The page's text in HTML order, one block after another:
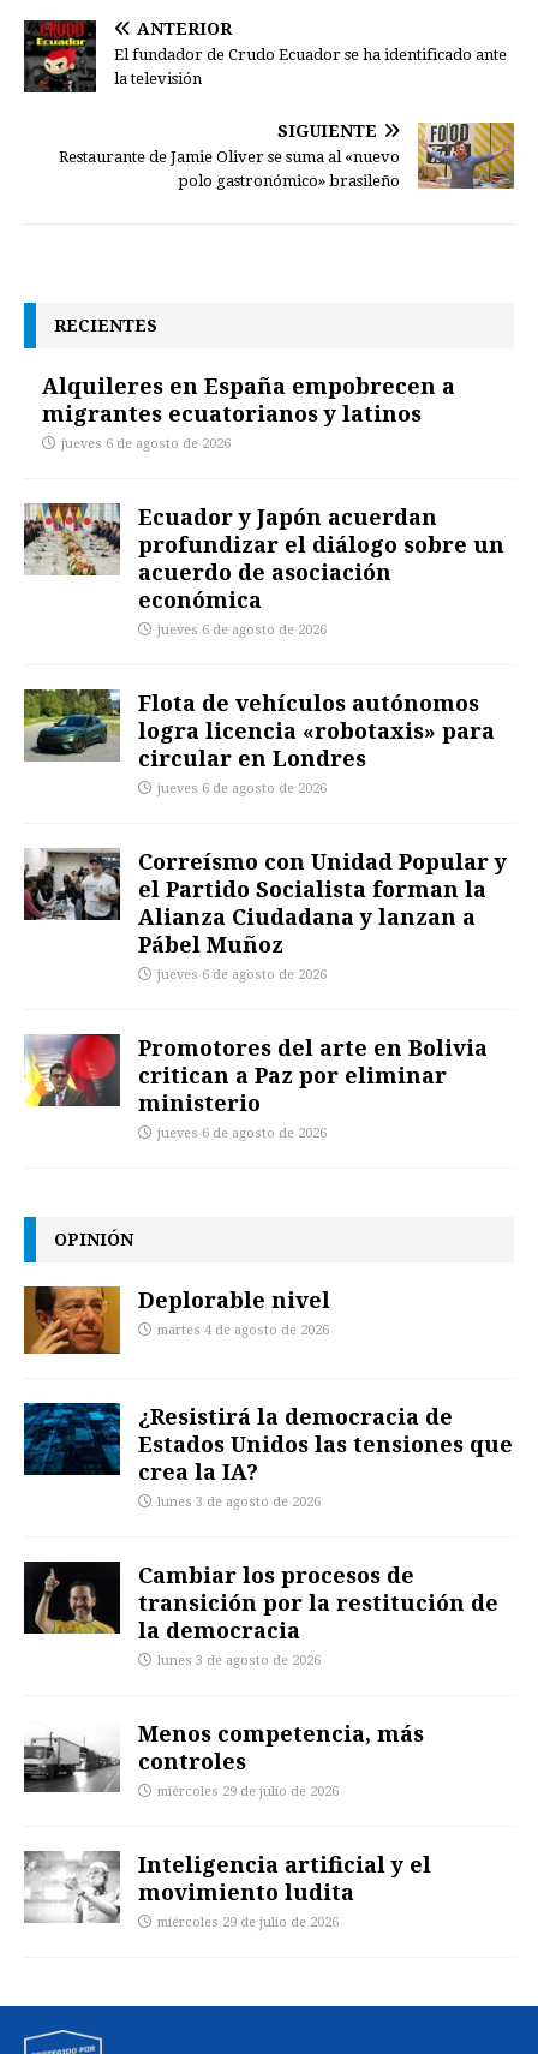
ANTERIOR
El fundador de Crudo Ecuador se ha identificado ante
la televisión
SIGUIENTE
Restaurante de Jamie Oliver se suma al «nuevo
polo gastronómico» brasileño
RECIENTES
Alquileres en España empobrecen a
migrantes ecuatorianos y latinos
jueves 6 de agosto de 2026
Ecuador y Japón acuerdan
profundizar el diálogo sobre un
acuerdo de asociación
económica
jueves 6 de agosto de 2026
Flota de vehículos autónomos
logra licencia «robotaxis» para
circular en Londres
jueves 6 de agosto de 2026
Correísmo con Unidad Popular y
el Partido Socialista forman la
Alianza Ciudadana y lanzan a
Pábel Muñoz
jueves 6 de agosto de 2026
Promotores del arte en Bolivia
critican a Paz por eliminar
ministerio
jueves 6 de agosto de 2026
OPINIÓN
Deplorable nivel
martes 4 de agosto de 2026
¿Resistirá la democracia de
Estados Unidos las tensiones que
crea la IA?
lunes 3 de agosto de 2026
Cambiar los procesos de
transición por la restitución de
la democracia
lunes 3 de agosto de 2026
Menos competencia, más
controles
miércoles 29 de julio de 2026
Inteligencia artificial y el
movimiento ludita
miércoles 29 de julio de 2026